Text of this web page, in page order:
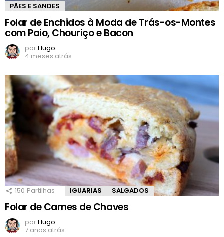
PÃES E SANDES
Folar de Enchidos à Moda de Trás-os-Montes
com Paio, Chouriço e Bacon
porHugo
4 meses atrás
150 Partilhas IGUARIAS SALGADOS
Folar de Carnes de Chaves
porHugo
7 anos atrás